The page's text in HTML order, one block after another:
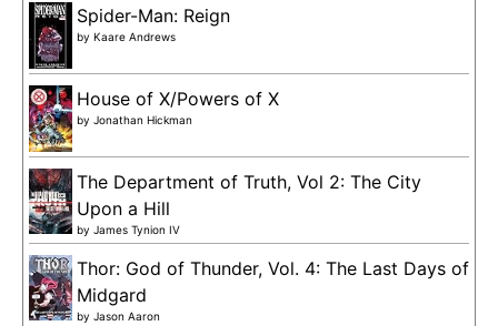
Spider-Man: Reign
by Kaare Andrews
House of X/Powers of X
by Jonathan Hickman
The Department of Truth, Vol 2: The City
Upon a Hill
by James Tynion IV
Thor: God of Thunder, Vol. 4: The Last Days of
Midgard
by Jason Aaron